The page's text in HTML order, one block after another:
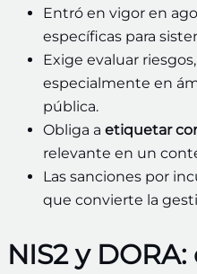
Entró en vigor en
específicas para
Exige evaluar
especialmente en
pública.
Obliga a etiquetar
relevante en un
Las sanciones por
que convierte la
NIS2 y